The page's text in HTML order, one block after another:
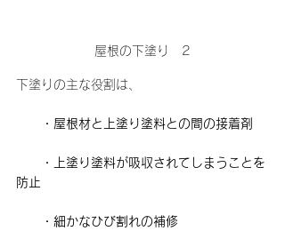
屋根の下塗り　2
下塗りの主な役割は、
・屋根材と上塗り塗料との間の接着剤
・上塗り塗料が吸収されてしまうことを
防止
・細かなひび割れの補修